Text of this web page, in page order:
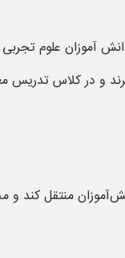
آموزان علوم
و در کلاس تدریس
منتقل کند و